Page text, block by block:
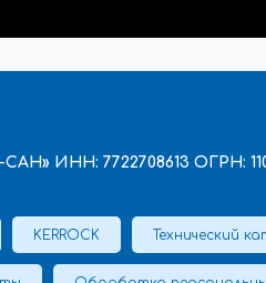
ИНН: 7722708613 ОГРН:
KERROCK Технический